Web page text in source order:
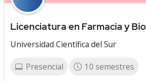
Licenciatura en Farmacia y
Universidad Científica del Sur
Presencial 10 semestres